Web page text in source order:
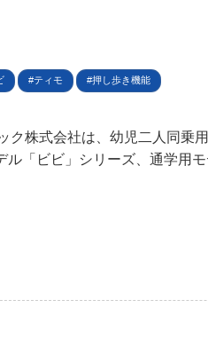
ティモ 押し歩き機能
ク株式会社は、幼児二人同乗
ル「ビビ」シリーズ、通学用